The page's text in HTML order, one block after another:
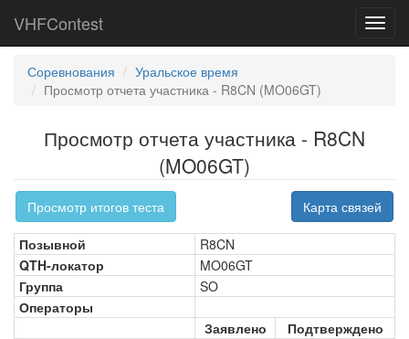
VHFContest
Соревнования
Уральское время
Просмотр отчета участника - R8CN (MO06GT)
Просмотр отчета участника - R8CN
(MO06GT)
Просмотр итогов теста Карта связей
Позывной
R8CN
QTH-локатор
MO06GT
Группа
SO
Операторы
Заявлено
Подтверждено